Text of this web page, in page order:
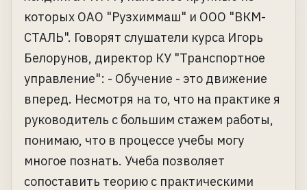
которых ОАО "Рузхиммаш" и ООО "ВКМ-
СТАЛЬ". Говорят слушатели курса Игорь
Белорунов, директор КУ "Транспортное
управление": - Обучение - это движение
вперед. Несмотря на то, что на практике я
руководитель с большим стажем работы,
понимаю, что в процессе учебы могу
многое познать. Учеба позволяет
сопоставить теорию с практическими